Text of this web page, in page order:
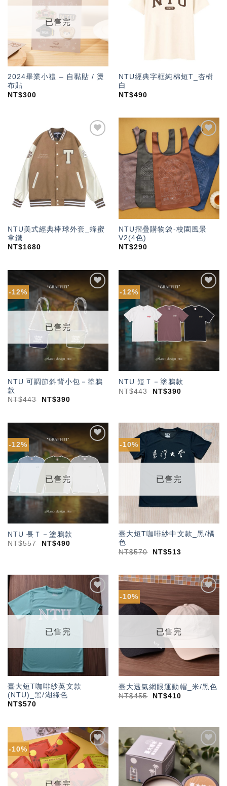
望輕
已售完
2024畢業小禮 – 自黏貼 / 燙
布貼
NT$300
NTU經典字框純棉短T_杏樹
白
NT$490
單」
NTU美式經典棒球外套_蜂蜜
拿鐵
NT$1680
「願
望輕
單」
NTU摺疊購物袋-校園風景
V2(4色)
NT$290
-12%
望輕
已售完
NTU 可調節斜背小包－塗鴉
款
NT$443 NT$390
-12%
望輕
單」
NTU 短Ｔ－塗鴉款
NT$443 NT$390
-12%
「願
望輕
單」
已售完
NTU 長Ｔ－塗鴉款
NT$557 NT$490
-10%
加入
「願
望輕
已售完
臺大短T咖啡紗中文款_黑/橘
色
NT$570 NT$513
加入
「願
望輕
單」
已售完
臺大短T咖啡紗英文款
(NTU)_黑/湖綠色
NT$570
-10%
「願
望輕
已售完
臺大透氣網眼運動帽_米/黑色
NT$455 NT$410
-10%
加入
「願
望輕
已售完
加入
「願
望輕
單」